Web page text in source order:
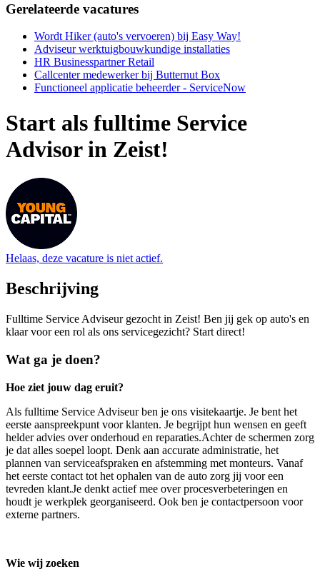
Gerelateerde vacatures
Wordt Hiker (auto's vervoeren) bij Easy Way!
Adviseur werktuigbouwkundige installaties
HR Businesspartner Retail
Callcenter medewerker bij Butternut Box
Functioneel applicatie beheerder - ServiceNow
Start als fulltime Service
Advisor in Zeist!
Helaas, deze vacature is niet actief.
Beschrijving
Fulltime Service Adviseur gezocht in Zeist! Ben jij gek op auto's en
klaar voor een rol als ons servicegezicht? Start direct!
Wat ga je doen?
Hoe ziet jouw dag eruit?
Als fulltime Service Adviseur ben je ons visitekaartje. Je bent het
eerste aanspreekpunt voor klanten. Je begrijpt hun wensen en geeft
helder advies over onderhoud en reparaties.Achter de schermen zorg
je dat alles soepel loopt. Denk aan accurate administratie, het
plannen van serviceafspraken en afstemming met monteurs. Vanaf
het eerste contact tot het ophalen van de auto zorg jij voor een
tevreden klant.Je denkt actief mee over procesverbeteringen en
houdt je werkplek georganiseerd. Ook ben je contactpersoon voor
externe partners.
Wie wij zoeken